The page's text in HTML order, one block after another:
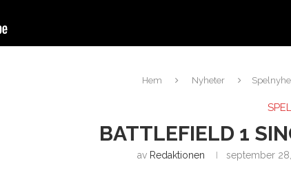
Hem Nyheter
BATTLEFIELD 1
av Redaktionen september